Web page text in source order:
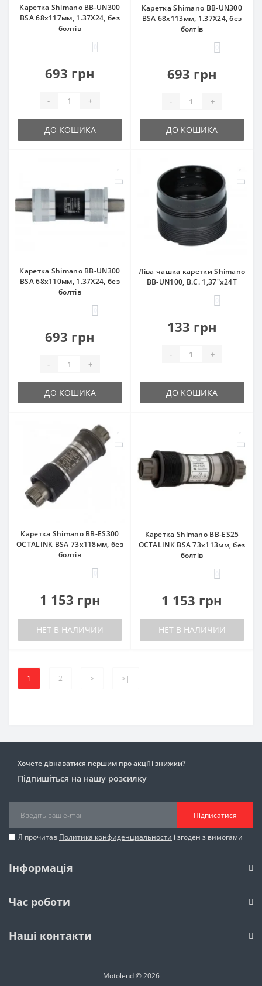
Каретка Shimano BB-UN300
BSA 68x117мм, 1.37Х24, без
болтів
693 грн
- +
ДО КОШИКА
Каретка Shimano BB-UN300
BSA 68x113мм, 1.37Х24, без
болтів
693 грн
- +
ДО КОШИКА
Каретка Shimano BB-UN300
BSA 68x110мм, 1.37Х24, без
болтів
693 грн
- +
ДО КОШИКА
Ліва чашка каретки Shimano
ВB-UN100, B.C. 1,37"x24T
133 грн
- +
ДО КОШИКА
Каретка Shimano BB-ES300
OCTALINK BSA 73x118мм, без
болтів
1 153 грн
НЕТ В НАЛИЧИИ
Каретка Shimano BB-ES25
OCTALINK BSA 73x113мм, без
болтів
1 153 грн
НЕТ В НАЛИЧИИ
1 2 > >|
Хочете дізнаватися першим про акції і знижки?
Підпишіться на нашу розсилку
Підписатися
Я прочитав Политика конфиденциальности і згоден з вимогами
Інформація
Час роботи
Наші контакти
Motolend © 2026